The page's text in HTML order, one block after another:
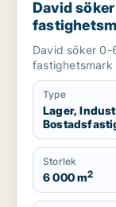
David
salu i
David söker
Type
Lager,
Storlek
6 000 m2